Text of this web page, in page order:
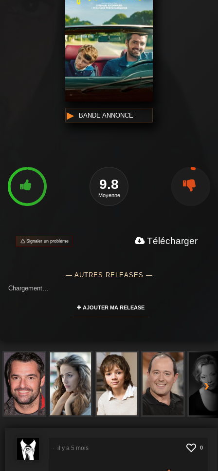
BANDE ANNONCE
9.8
Moyenne
Signaler un problème Télécharger
— AUTRES RELEASES —
Chargement…
AJOUTER MA RELEASE
›
0
il y a 5 mois